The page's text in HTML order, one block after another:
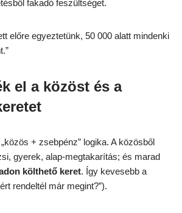
fakadó feszültséget.
előre egyeztetünk, 50 000 alatt mindenki
el a közöst és a
+ zsebpénz” logika. A közösből
gyerek, alap-megtakarítás; és marad
költhető keret. Így kevesebb a
rendeltél már megint?”).